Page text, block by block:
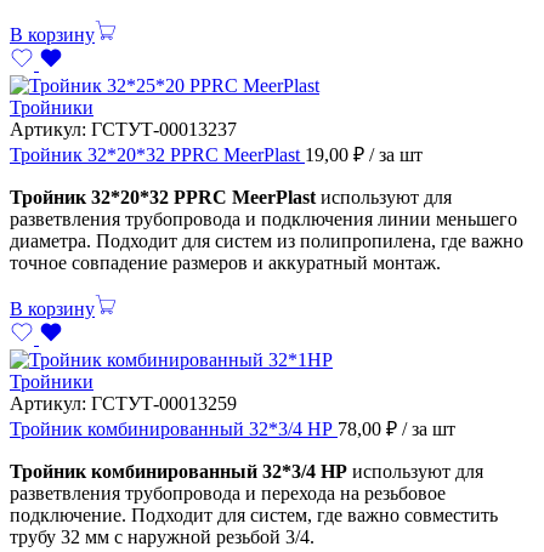
В корзину
Тройники
Артикул: ГСТУТ-00013237
Тройник 32*20*32 PPRC MeerPlast 19,00 ₽ / за шт
Тройник 32*20*32 PPRC MeerPlast используют для
разветвления трубопровода и подключения линии меньшего
диаметра. Подходит для систем из полипропилена, где важно
точное совпадение размеров и аккуратный монтаж.
В корзину
Тройники
Артикул: ГСТУТ-00013259
Тройник комбинированный 32*3/4 НР 78,00 ₽ / за шт
Тройник комбинированный 32*3/4 НР используют для
разветвления трубопровода и перехода на резьбовое
подключение. Подходит для систем, где важно совместить
трубу 32 мм с наружной резьбой 3/4.